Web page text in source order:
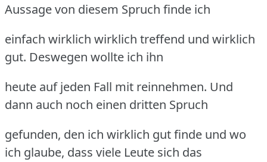
Aussage von diesem Spruch finde ich
einfach wirklich wirklich treffend und wirklich
gut. Deswegen wollte ich ihn
heute auf jeden Fall mit reinnehmen. Und
dann auch noch einen dritten Spruch
gefunden, den ich wirklich gut finde und wo
ich glaube, dass viele Leute sich das